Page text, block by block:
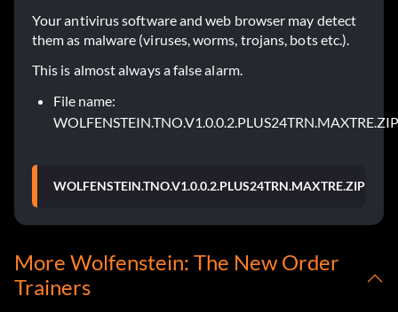
Your antivirus software and web browser may detect
them as malware (viruses, worms, trojans, bots etc.).
This is almost always a false alarm.
File name:
WOLFENSTEIN.TNO.V1.0.0.2.PLUS24TRN.MAXTRE.ZIP
WOLFENSTEIN.TNO.V1.0.0.2.PLUS24TRN.MAXTRE.ZIP
More Wolfenstein: The New Order
Trainers